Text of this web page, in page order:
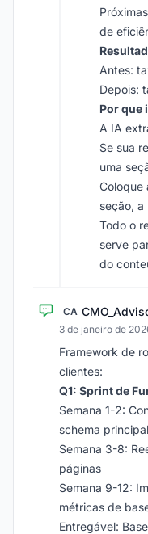
de
Antes:
Depois:
Por que
A IA
Se sua
uma
Coloque
seção,
Todo o
serve
do
CA
3 de janeiro de
Framework de
clientes:
Q1: Sprint de
Semana 1-2:
schema
Semana 3-8:
páginas
Semana 9-12:
métricas de
Entregável: